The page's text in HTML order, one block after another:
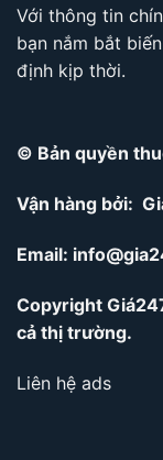
Với thông tin
bạn nắm bắt
định kịp thời.
© Bản quyền
Vận hàng bởi:
Email:
Copyright
cả thị trường.
Liên hệ ads